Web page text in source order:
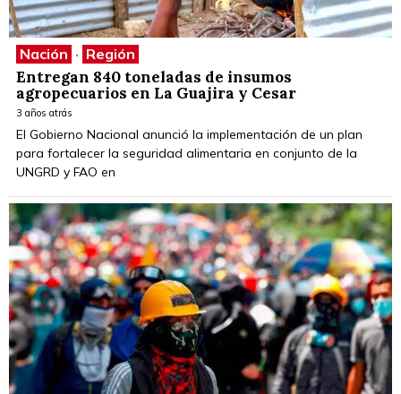
Nación · Región
Entregan 840 toneladas de insumos
agropecuarios en La Guajira y Cesar
3 años atrás
El Gobierno Nacional anunció la implementación de un plan
para fortalecer la seguridad alimentaria en conjunto de la
UNGRD y FAO en